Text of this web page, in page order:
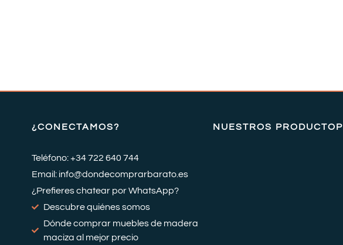
¿CONECTAMOS?
Teléfono: +34 722 640 744
Email: info@dondecomprarbarato.es
¿Prefieres chatear por WhatsApp?
Descubre quiénes somos
Dónde comprar muebles de madera
maciza al mejor precio
NUESTROS PRODUCTOP